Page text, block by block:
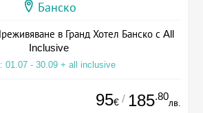
Банско
в Гранд Хотел Банско с All
Inclusive
01.07 - 30.09 + all inclusive
95€ / 185.80
лв.